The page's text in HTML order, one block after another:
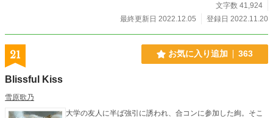
文字数 41,924
最終更新日 2022.12.05
登録日 2022.11.20
21 お気に入り追加 363
Blissful Kiss
雪原歌乃
大学の友人に半ば強引に誘われ、合コンに参加した絢。そこ